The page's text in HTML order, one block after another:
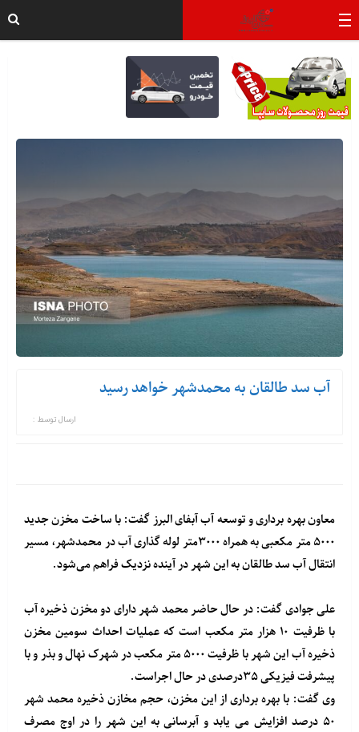
آب سد طالقان به محمدشهر خواهد رسید
ارسال توسط :
معاون بهره برداری و توسعه آب آبفای البرز گفت: با ساخت مخزن جدید
۵۰۰۰ متر مکعبی به همراه ۳۰۰۰متر لوله گذاری آب در محمدشهر، مسیر
انتقال آب سد طالقان به این شهر در آینده نزدیک فراهم می‌شود.
علی جوادی گفت: در حال حاضر محمد شهر دارای دو مخزن ذخیره آب
با ظرفیت ۱۰ هزار متر مکعب است که عملیات احداث سومین مخزن
ذخیره آب این شهر با ظرفیت ۵۰۰۰ متر مکعب در شهرک نهال و بذر و با
پیشرفت فیزیکی ۳۵درصدی در حال اجراست.
وی گفت: با بهره برداری از این مخزن، حجم مخازن ذخیره محمد شهر
۵۰ درصد افزایش می یابد و آبرسانی به این شهر را در اوج مصرف